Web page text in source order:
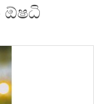
ඕෂධි